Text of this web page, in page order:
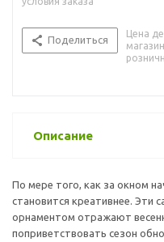
Поделиться
Цена
Описание
По мере того, как за окном
становится креативнее. Эти
орнаментом отражают
поприветствовать сезон